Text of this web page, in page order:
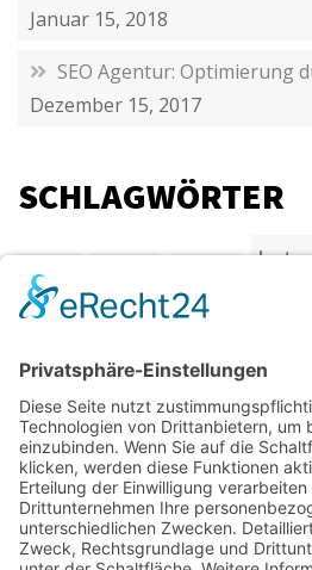
Januar 15, 2018
SEO Agentur: Optimierung
Dezember 15, 2017
SCHLAGWÖRTER
Marketing
Suchmaschinenmarketing
Suchmaschinenoptimierung
webseitenoptimierung Werbung
FOOTER